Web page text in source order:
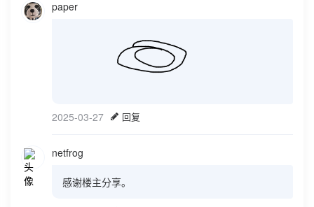
paper
2025-03-27 回复
netfrog
感谢楼主分享。